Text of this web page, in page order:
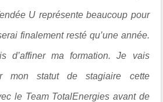
U représente beaucoup pour
finalement resté qu’une année.
d’affiner ma formation. Je vais
mon statut de stagiaire cette
le Team TotalEnergies avant de